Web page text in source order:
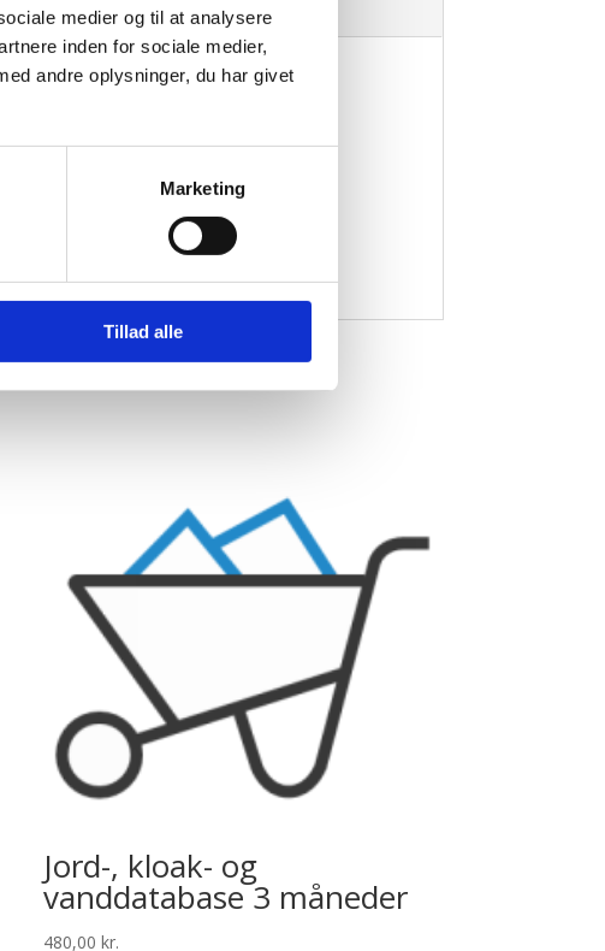
medier og til at analysere
inden for sociale medier,
andre oplysninger, du har givet
Marketing
Tillad alle
Jord-, kloak- og
vanddatabase 3 måneder
480,00kr.